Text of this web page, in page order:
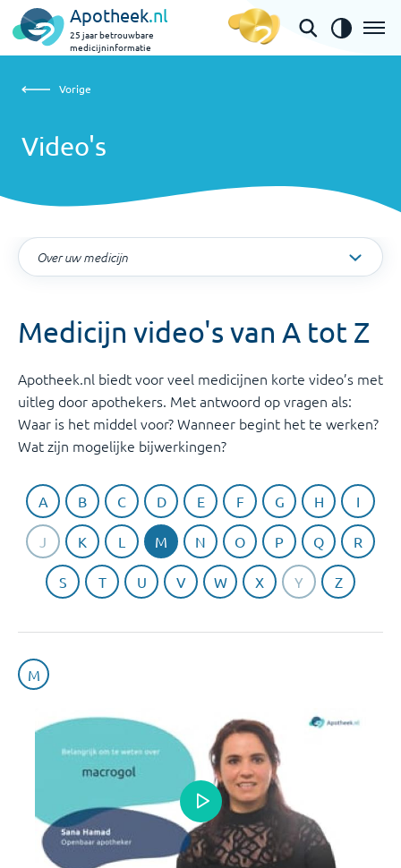
Apotheek.nl
25 jaar betrouwbare
medicijninformatie
Video's | Over uw medicijn
Vorige
Video's
Medicijn video's van A tot Z
Apotheek.nl biedt voor veel medicijnen korte video’s met
uitleg door apothekers. Met antwoord op vragen als:
Waar is het middel voor? Wanneer begint het te werken?
Wat zijn mogelijke bijwerkingen?
A B C D E F G H I
J K L M N O P Q R
S T U V W X Y Z
M